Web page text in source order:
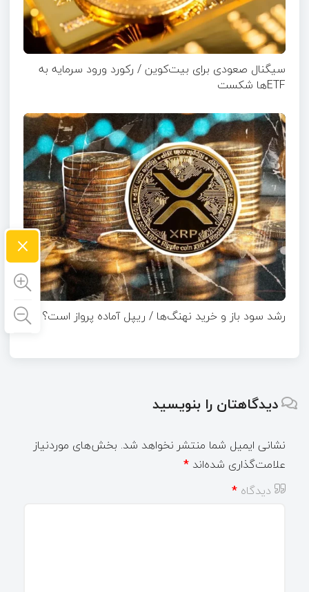
سیگنال صعودی برای بیت‌کوین / رکورد ورود سرمایه به
ETFها شکست
رشد سود باز و خرید نهنگ‌ها / ریپل آماده پرواز است؟
دیدگاهتان را بنویسید
نشانی ایمیل شما منتشر نخواهد شد. بخش‌های موردنیاز
علامت‌گذاری شده‌اند *
دیدگاه *
×